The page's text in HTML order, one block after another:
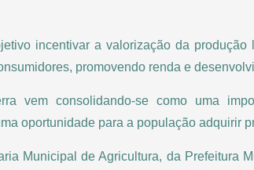
incentivar a valorização da
promovendo renda e
vem consolidando-se como uma
oportunidade para a população adquirir
Municipal de Agricultura, da Prefeitura